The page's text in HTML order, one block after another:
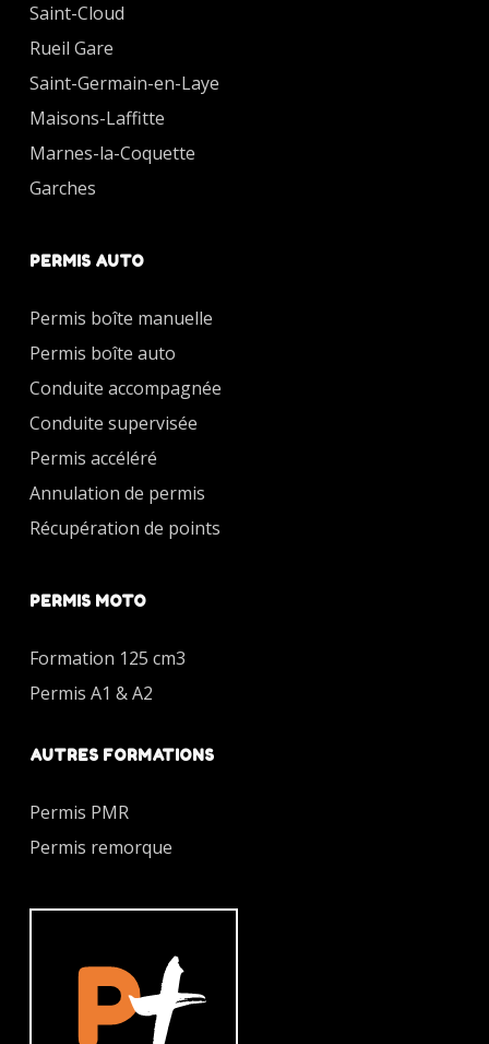
Saint-Cloud
Rueil Gare
Saint-Germain-en-Laye
Maisons-Laffitte
Marnes-la-Coquette
Garches
PERMIS AUTO
Permis boîte manuelle
Permis boîte auto
Conduite accompagnée
Conduite supervisée
Permis accéléré
Annulation de permis
Récupération de points
PERMIS MOTO
Formation 125 cm3
Permis A1 & A2
AUTRES FORMATIONS
Permis PMR
Permis remorque